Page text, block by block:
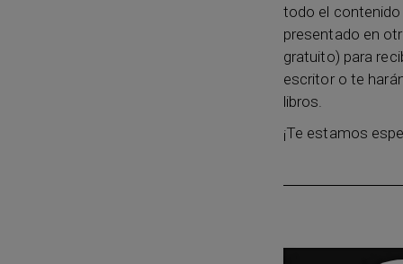
todo el
presentado en
gratuito) para
escritor o te
libros.
¡Te estamos